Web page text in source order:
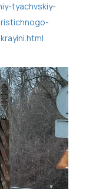
tyachvskiy-